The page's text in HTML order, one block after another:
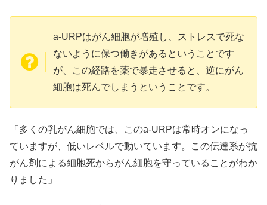
a-URPはがん細胞が増殖し、ストレスで死な
ないように保つ働きがあるということです
が、この経路を薬で暴走させると、逆にがん
細胞は死んでしまうということです。
「多くの乳がん細胞では、このa-URPは常時オンになっ
ていますが、低いレベルで動いています。この伝達系が抗
がん剤による細胞死からがん細胞を守っていることがわか
りました」